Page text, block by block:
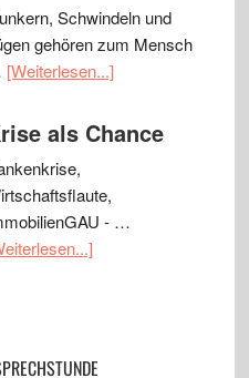
Schwindeln und
gehören zum Mensch
[Weiterlesen...]
als Chance
- …